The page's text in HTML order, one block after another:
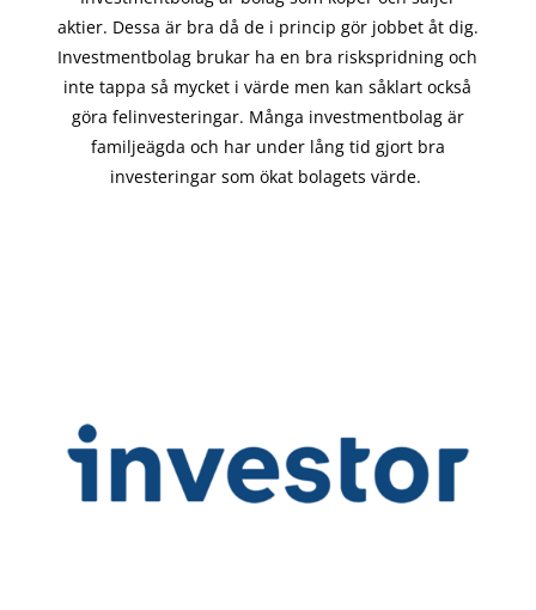
aktier. Dessa är bra då de i princip görjobbet åt dig.
Investmentbolag brukar ha en bra riskspridning och
inte tappa så mycket i värde men kan såklart också
göra felinvesteringar. Många investmentbolag är
familjeägda och har under lång tid gjort bra
investeringar som ökat bolagets värde.